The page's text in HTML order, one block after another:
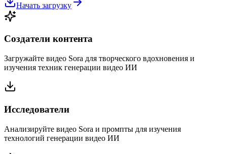
Начать загрузку
Создатели контента
Загружайте видео Sora для творческого вдохновения и
изучения техник генерации видео ИИ
Исследователи
Анализируйте видео Sora и промпты для изучения
технологий генерации видео ИИ